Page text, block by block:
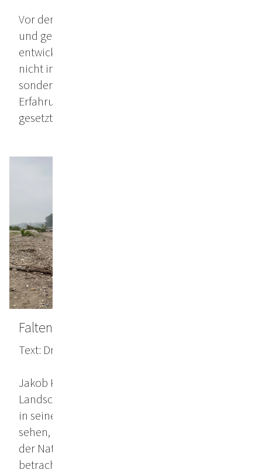
Vor dem Hintergrund aktueller ökologischer
und gesellschaftlicher Herausforderungen
entwickelt Kirchmayr eine Haltung, die sich
nicht in plakativen Aussagen erschöpft,
sondern sich in seinen Bildern als
Erfahrungsraum manifestiert – bewusst
gesetzt und zugleich offengehalten.
Falten des Wassers
Text: Dr. Klaus Speidel, September 2024
Jakob Kirchmayr widmet sich nicht (nur) der
Landschaft, sondern auch dem Geäst. Was wir
in seiner Ausstellung „Falten des Wassers“
sehen, sind Arbeiten eines Künstlers, der sich
der Natur aussetzt, anstatt sie nur zu
betrachten.